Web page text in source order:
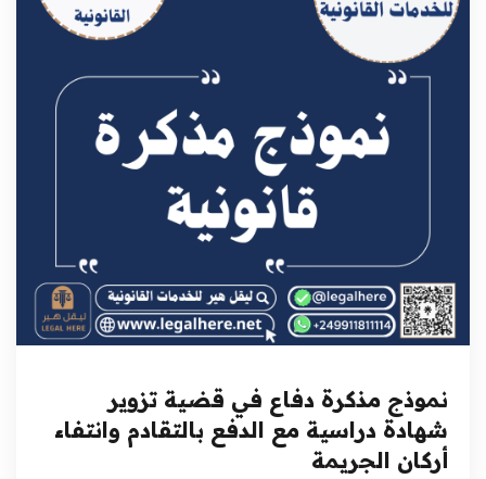
نموذج مذكرة دفاع في قضية تزوير
شهادة دراسية مع الدفع بالتقادم وانتفاء
أركان الجريمة